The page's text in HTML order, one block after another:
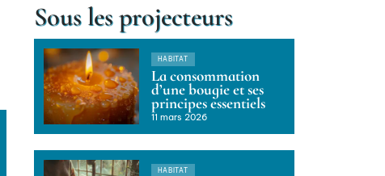
Sous les projecteurs
HABITAT
La consommation
d’une bougie et ses
principes essentiels
11 mars 2026
HABITAT